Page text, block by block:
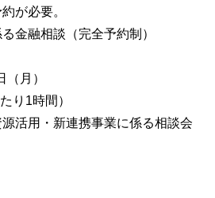
が必要。
金融相談（完全予約制）
月）
り1時間）
活用・新連携事業に係る相談会